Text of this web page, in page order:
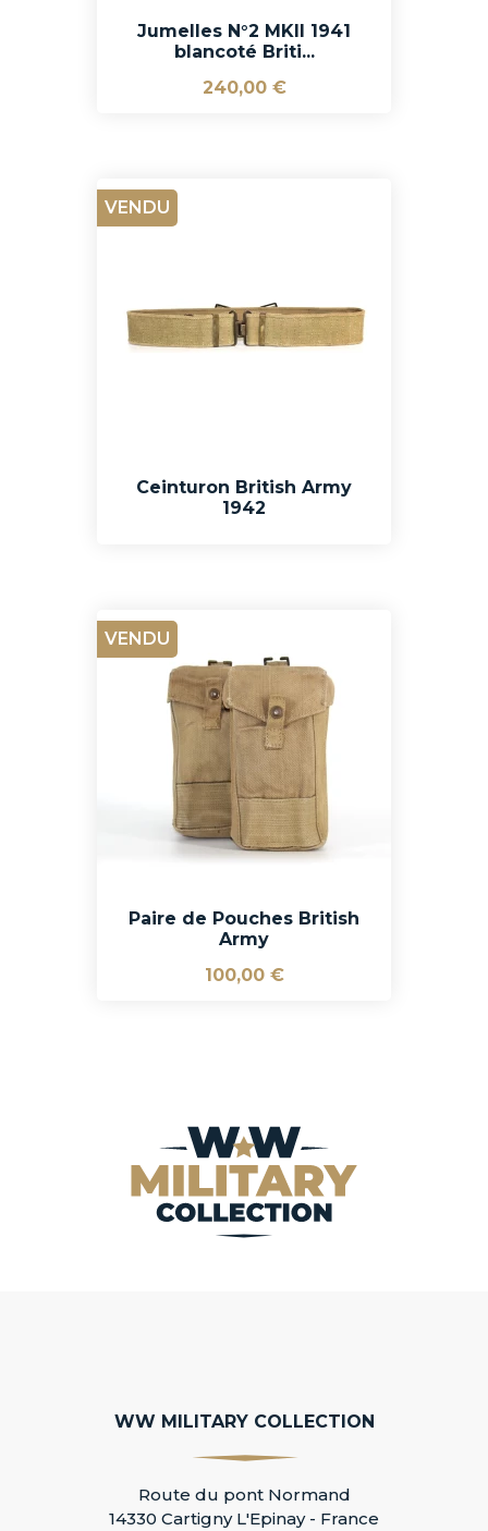
Jumelles N°2 MKII 1941
blancoté Briti...
240,00 €
Ceinturon British Army
1942
VENDU
Paire de Pouches British
Army
100,00 €
VENDU
WW MILITARY COLLECTION
Route du pont Normand
14330 Cartigny L'Epinay - France